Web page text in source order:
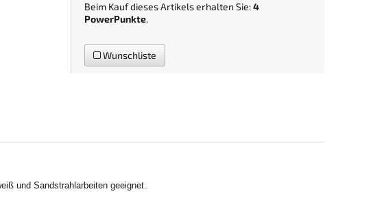
Beim Kauf dieses Artikels erhalten Sie:4
PowerPunkte.
Wunschliste
und Sandstrahlarbeiten geeignet.